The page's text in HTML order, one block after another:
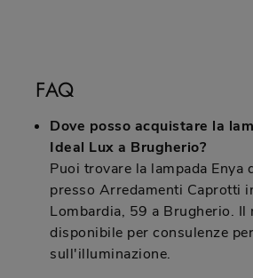
FAQ
Dove posso acquistare la
Ideal Lux a Brugherio?
Puoi trovare la lampada Enya
presso Arredamenti Caprotti
Lombardia, 59 a Brugherio. Il
disponibile per consulenze
sull'illuminazione.